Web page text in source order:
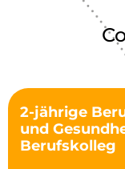
2-jährige
und
Berufskolleg